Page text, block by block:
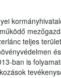
teljes
ban is